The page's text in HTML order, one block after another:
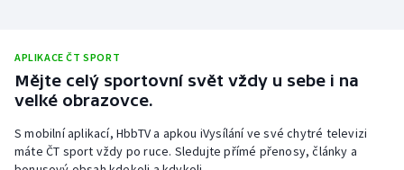
Ragby
Rychlostní kanoistika
APLIKACE ČT SPORT
Mějte celý sportovní svět vždy u sebe i na
velké obrazovce.
S mobilní aplikací, HbbTV a apkou iVysílání ve své chytré televizi
máte ČT sport vždy po ruce. Sledujte přímé přenosy, články a